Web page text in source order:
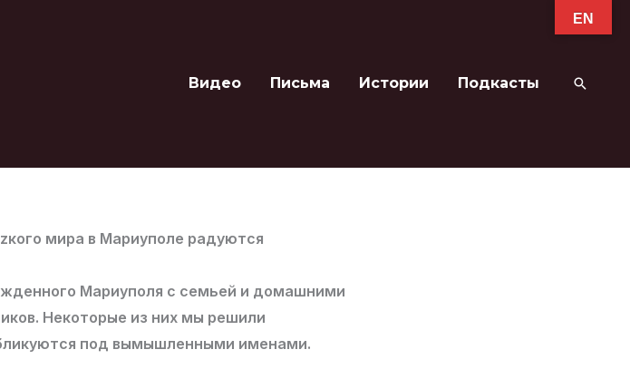
Видео Письма Истории Подкасты Поиск
мира в Мариуполе радуются
Мариуполя с семьей и домашними
Некоторые из них мы решили
под вымышленными именами.
EN